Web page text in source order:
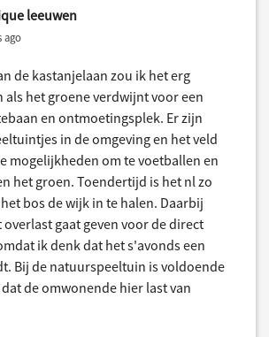
leeuwen
ago
de kastanjelaan zou ik het erg
als het groene verdwijnt voor een
en ontmoetingsplek. Er zijn
in de omgeving en het veld
mogelijkheden om te voetballen en
het groen. Toendertijd is het nl zo
bos de wijk in te halen. Daarbij
gaat geven voor de direct
ik denk dat het s'avonds een
Bij de natuurspeeltuin is voldoende
de omwonende hier last van